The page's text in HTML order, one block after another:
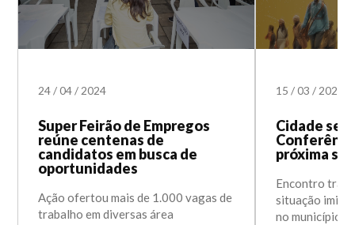
24/04/2024
Super Feirão de Empregos
reúne centenas de
candidatos em busca de
oportunidades
Ação ofertou mais de 1.000 vagas de
trabalho em diversas área
15/03/2024
Cidade
próxima
Encontro
situação
no município